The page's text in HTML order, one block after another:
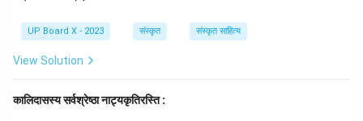
उपरोक्त धातु-रूप के अनुसार, 'पास्यथः' लृट् लकार, मध्यम पुरुष,
द्विवचन का रूप है।
UP Board X - 2023 संस्कृत संस्कृत साहित्य
View Solution
कालिदासस्य सर्वश्रेष्ठा नाट्यकृतिरस्ति :